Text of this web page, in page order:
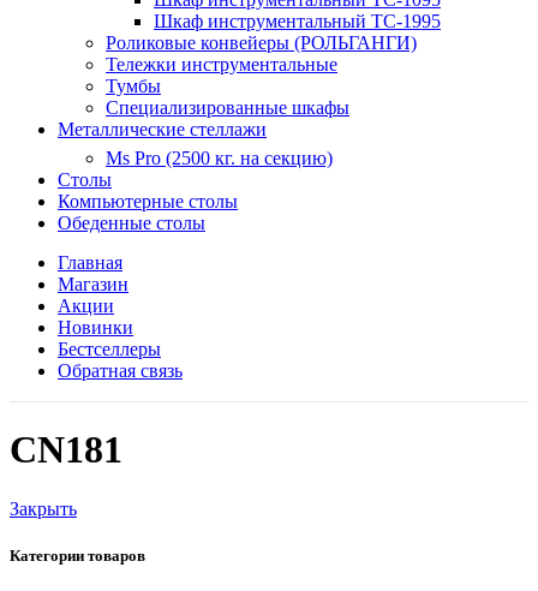
Шкаф инструментальный TC-1995
Роликовые конвейеры (РОЛЬГАНГИ)
Тележки инструментальные
Тумбы
Специализированные шкафы
Металлические стеллажи
Ms Pro (2500 кг. на секцию)
Столы
Компьютерные столы
Обеденные столы
Главная
Магазин
Акции
Новинки
Бестселлеры
Обратная связь
CN181
Закрыть
Категории товаров